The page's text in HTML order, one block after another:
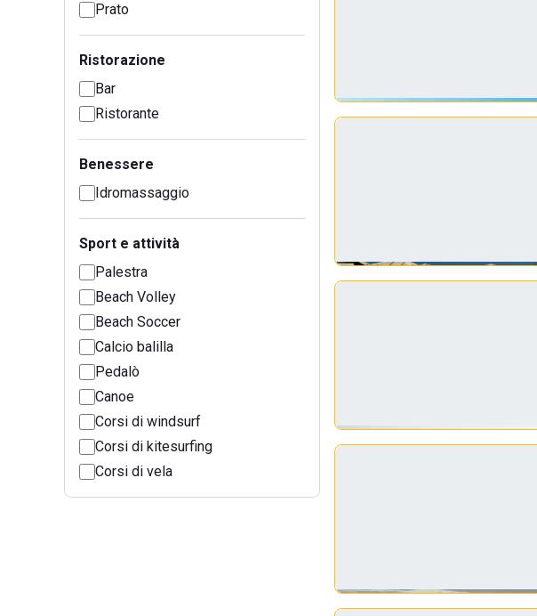
Prato
Ristorazione
Bar
Ristorante
Benessere
Idromassaggio
Sport e attività
Palestra
Beach Volley
Beach Soccer
Calcio balilla
Pedalò
Canoe
Corsi di windsurf
Corsi di kitesurfing
Corsi di vela